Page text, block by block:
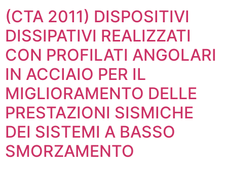
(CTA 2011) DISPOSITIVI
DISSIPATIVI REALIZZATI
CON PROFILATI ANGOLARI
IN ACCIAIO PER IL
MIGLIORAMENTO DELLE
PRESTAZIONI SISMICHE
DEI SISTEMI A BASSO
SMORZAMENTO